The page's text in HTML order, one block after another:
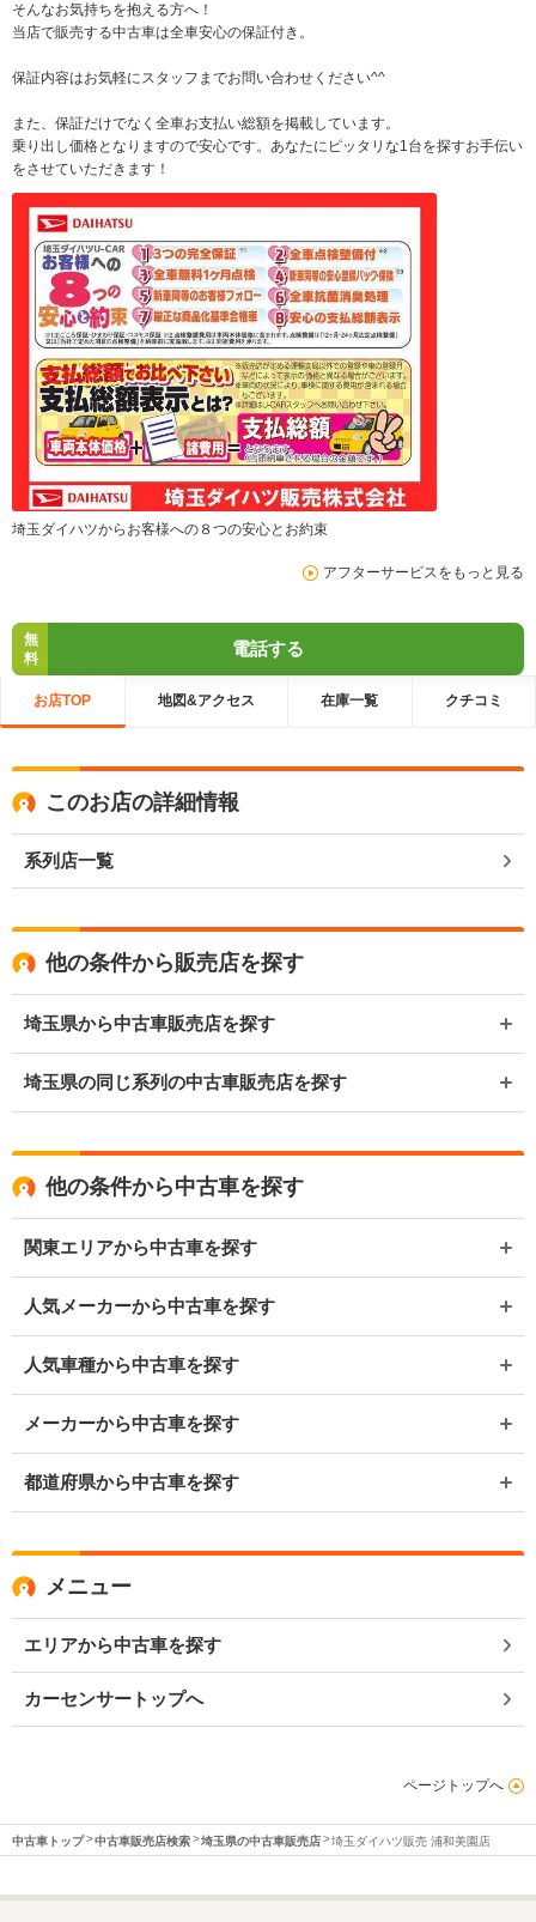
そんなお気持ちを抱える方へ！
当店で販売する中古車は全車安心の保証付き。
保証内容はお気軽にスタッフまでお問い合わせください^^
また、保証だけでなく全車お支払い総額を掲載しています。
乗り出し価格となりますので安心です。あなたにピッタリな1台を探すお手伝い
をさせていただきます！
埼玉ダイハツからお客様への８つの安心とお約束
アフターサービスをもっと見る
無
料
電話する
お店TOP 地図&アクセス 在庫一覧 クチコミ
このお店の詳細情報
系列店一覧
他の条件から販売店を探す
埼玉県から中古車販売店を探す
埼玉県の同じ系列の中古車販売店を探す
他の条件から中古車を探す
関東エリアから中古車を探す
人気メーカーから中古車を探す
人気車種から中古車を探す
メーカーから中古車を探す
都道府県から中古車を探す
メニュー
エリアから中古車を探す
カーセンサートップへ
ページトップへ
中古車トップ 中古車販売店検索 埼玉県の中古車販売店 埼玉ダイハツ販売 浦和美園店